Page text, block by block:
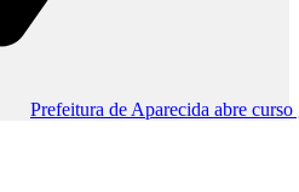
Prefeitura de Aparecida abre curso